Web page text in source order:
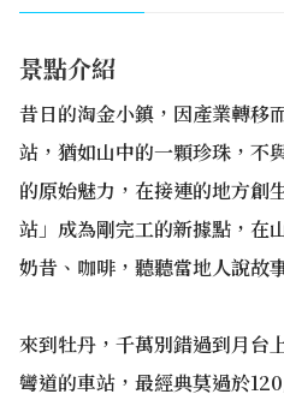
景點介紹
昔日的淘金小鎮，因產業轉移
站，猶如山中的一顆珍珠，不
的原始魅力，在接連的地方創
站」成為剛完工的新據點，在
奶昔、咖啡，聽聽當地人說故
來到牡丹，千萬別錯過到月台
彎道的車站，最經典莫過於